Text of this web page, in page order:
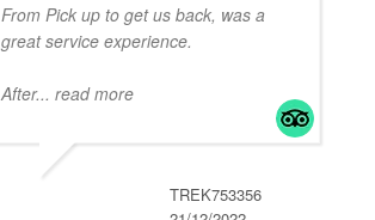
From Pick up to get us back, was a
great service experience.
After... read more
TREK753356